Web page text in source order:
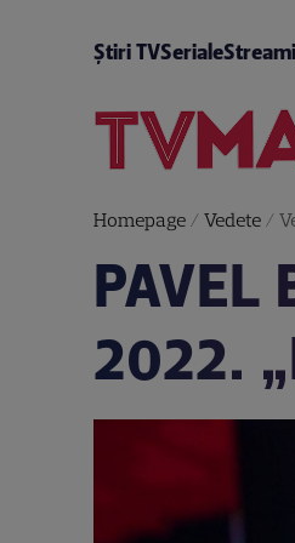
Știri TVSeriale
Homepage/ Vedete/
PAVEL
2022.